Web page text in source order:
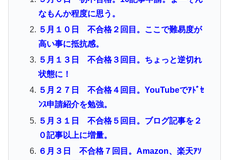
なもんか程度に思う。
５月１０日 不合格２回目。ここで難易度が
高い事に抵抗感。
５月１３日 不合格３回目。ちょっと逆切れ
状態に！
５月２７日 不合格４回目。YouTubeでｱﾄﾞｾ
ﾝｽ申請紹介を勉強。
５月３１日 不合格５回目。ブログ記事を２
０記事以上に増量。
６月３日 不合格７回目。Amazon、楽天ｱｿ